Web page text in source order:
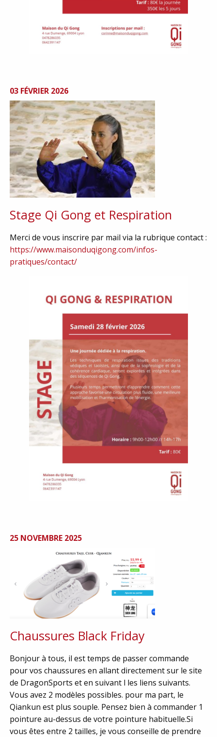
03 FÉVRIER 2026
Stage Qi Gong et Respiration
Merci de vous inscrire par mail via la rubrique contact :
https://www.maisonduqigong.com/infos-
pratiques/contact/
25 NOVEMBRE 2025
Chaussures Black Friday
Bonjour à tous, il est temps de passer commande
pour vos chaussures en allant directement sur le site
de DragonSports et en suivant l les liens suivants.
Vous avez 2 modèles possibles. pour ma part, le
Qiankun est plus souple. Pensez bien à commander 1
pointure au-dessus de votre pointure habituelle.Si
vous êtes entre 2 tailles, je vous conseille de prendre